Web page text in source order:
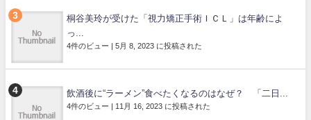
桐谷美玲が受けた「視力矯正手術ＩＣＬ」は年齢によ
っ...
4件のビュー | 5月 8, 2023 に投稿された
飲酒後に“ラーメン”食べたくなるのはなぜ？ 「二日...
4件のビュー | 11月 16, 2023 に投稿された